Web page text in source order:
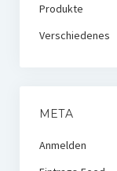
Produkte
Verschiedenes
META
Anmelden